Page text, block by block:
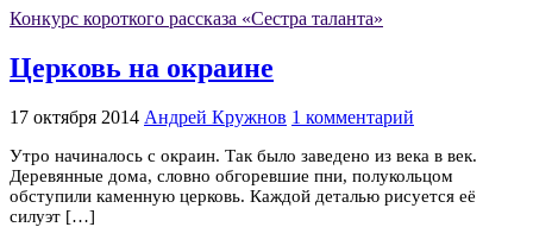
Конкурс короткого рассказа «Сестра таланта»
Церковь на окраине
17 октября 2014 Андрей Кружнов 1 комментарий
Утро начиналось с окраин. Так было заведено из века в век.
Деревянные дома, словно обгоревшие пни, полукольцом
обступили каменную церковь. Каждой деталью рисуется её
силуэт […]